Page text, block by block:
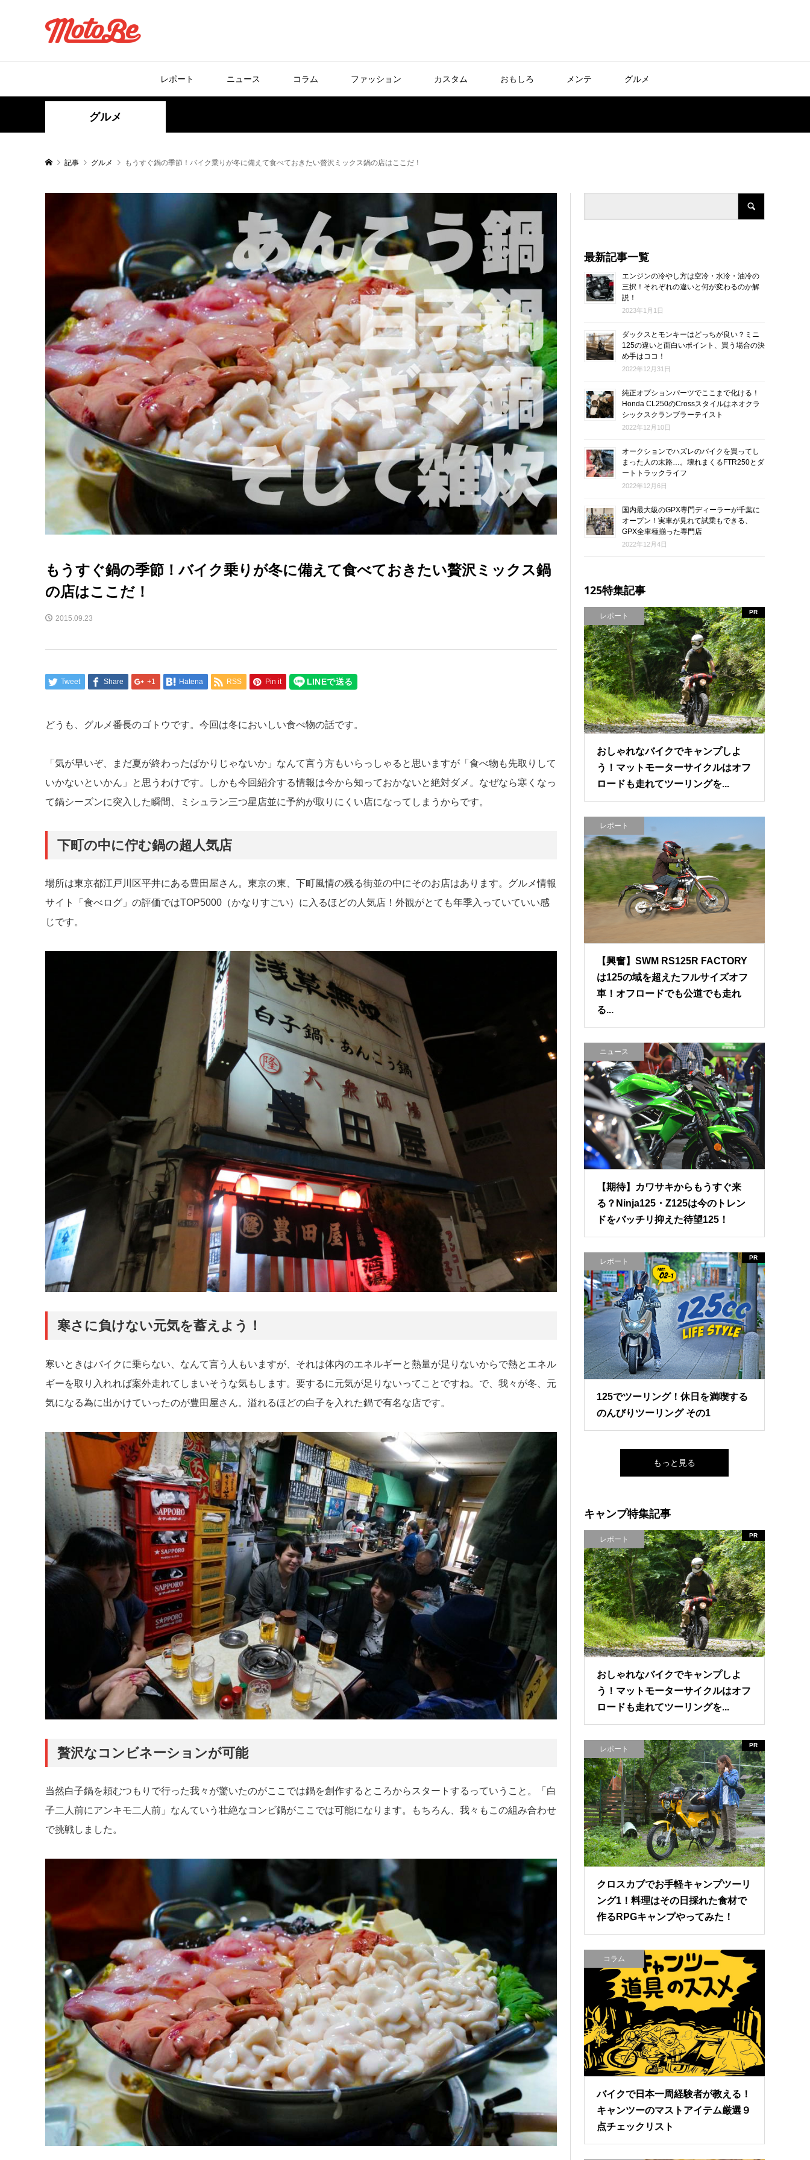
レポート ニュース コラム ファッション カスタム おもしろ メンテ グルメ
グルメ
記事 グルメ もうすぐ鍋の季節！バイク乗りが冬に備えて食べておきたい贅沢ミックス鍋の店はここだ！
もうすぐ鍋の季節！バイク乗りが冬に備えて食べておきたい贅沢ミックス鍋
の店はここだ！
2015.09.23
Tweet Share +1 Hatena RSS Pin it
どうも、グルメ番長のゴトウです。今回は冬においしい食べ物の話です。
「気が早いぞ、まだ夏が終わったばかりじゃないか」なんて言う方もいらっしゃると思いますが「食べ物も先取りして
いかないといかん」と思うわけです。しかも今回紹介する情報は今から知っておかないと絶対ダメ。なぜなら寒くなっ
て鍋シーズンに突入した瞬間、ミシュラン三つ星店並に予約が取りにくい店になってしまうからです。
下町の中に佇む鍋の超人気店
場所は東京都江戸川区平井にある豊田屋さん。東京の東、下町風情の残る街並の中にそのお店はあります。グルメ情報
サイト「食べログ」の評価ではTOP5000（かなりすごい）に入るほどの人気店！外観がとても年季入っていていい感
じです。
寒さに負けない元気を蓄えよう！
寒いときはバイクに乗らない、なんて言う人もいますが、それは体内のエネルギーと熱量が足りないからで熱とエネル
ギーを取り入れれば案外走れてしまいそうな気もします。要するに元気が足りないってことですね。で、我々が冬、元
気になる為に出かけていったのが豊田屋さん。溢れるほどの白子を入れた鍋で有名な店です。
贅沢なコンビネーションが可能
当然白子鍋を頼むつもりで行った我々が驚いたのがここでは鍋を創作するところからスタートするっていうこと。「白
子二人前にアンキモ二人前」なんていう壮絶なコンビ鍋がここでは可能になります。もちろん、我々もこの組み合わせ
で挑戦しました。
最新記事一覧
エンジンの冷やし方は空冷・水冷・油冷の
三択！それぞれの違いと何が変わるのか解
説！
2023年1月1日
ダックスとモンキーはどっちが良い？ミニ
125の違いと面白いポイント、買う場合の決
め手はココ！
2022年12月31日
純正オプションパーツでここまで化ける！
Honda CL250のCrossスタイルはネオクラ
シックスクランブラーテイスト
2022年12月10日
オークションでハズレのバイクを買ってし
まった人の末路…。壊れまくるFTR250とダ
ートトラックライフ
2022年12月6日
国内最大級のGPX専門ディーラーが千葉に
オープン！実車が見れて試乗もできる、
GPX全車種揃った専門店
2022年12月4日
125特集記事
レポート PR
おしゃれなバイクでキャンプしよ
う！マットモーターサイクルはオフ
ロードも走れてツーリングを...
レポート
【興奮】SWM RS125R FACTORY
は125の域を超えたフルサイズオフ
車！オフロードでも公道でも走れ
る...
ニュース
【期待】カワサキからもうすぐ来
る？Ninja125・Z125は今のトレン
ドをバッチリ抑えた待望125！
レポート PR
125でツーリング！休日を満喫する
のんびりツーリング その1
もっと見る
キャンプ特集記事
レポート PR
おしゃれなバイクでキャンプしよ
う！マットモーターサイクルはオフ
ロードも走れてツーリングを...
レポート PR
クロスカブでお手軽キャンプツーリ
ング1！料理はその日採れた食材で
作るRPGキャンプやってみた！
コラム
バイクで日本一周経験者が教える！
キャンツーのマストアイテム厳選９
点チェックリスト